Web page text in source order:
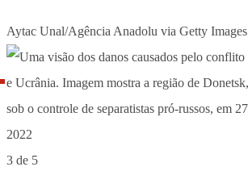
Aytac Unal/Agência Anadolu via Getty Images
3 de 5